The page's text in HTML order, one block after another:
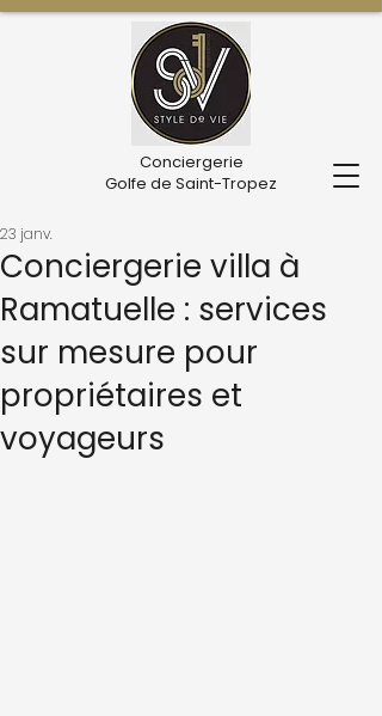
Conciergerie
Golfe de Saint-Tropez
Conciergerie villa à
Ramatuelle : services
sur mesure pour
propriétaires et
voyageurs
23 janv.